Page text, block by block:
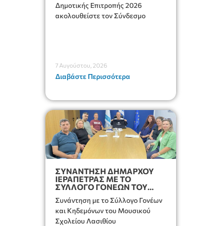
Δημοτικής Επιτροπής 2026
ακολουθείστε τον Σύνδεσμο
7 Αυγούστου, 2026
Διαβάστε Περισσότερα
ΣΥΝΑΝΤΗΣΗ ΔΗΜΑΡΧΟΥ
ΙΕΡΑΠΕΤΡΑΣ ΜΕ ΤΟ
ΣΥΛΛΟΓΟ ΓΟΝΕΩΝ ΤΟΥ
Συνάντηση με το Σύλλογο Γονέων
και Κηδεμόνων του Μουσικού
Σχολείου Λασιθίου